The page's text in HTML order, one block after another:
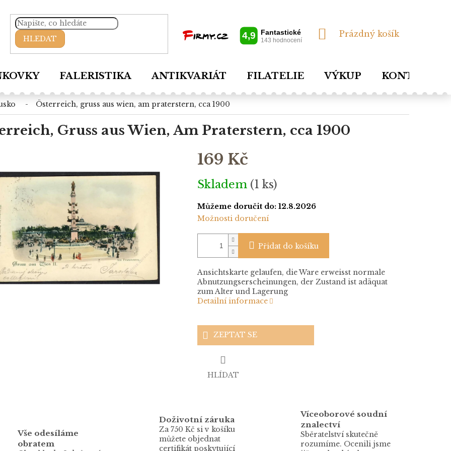
HLEDAT
NÁKUPNÍ
Prázdný košík
FALERISTIKA ANTIKVARIÁT FILATELIE VÝKUP KONTAKTY
österreich, gruss aus wien, am praterstern, cca 1900
Gruss aus Wien, Am Praterstern, cca 1900
169 Kč
Měrná
cena:
Skladem (1 ks)
Můžeme doručit do: 12.8.2026
Možnosti doručení
Přidat do košíku
Ansichtskarte gelaufen, die Ware erweisst normale
Abnutzungserscheinungen, der Zustand ist adäquat
zum Alter und Lagerung
Detailní informace
ZEPTAT SE
HLÍDAT
Vše odesíláme
obratem
Doživotní záruka
Za 750 Kč si v košíku
můžete objednat
certifikát poskytující
Víceoborové soudní
znalectví
Sběratelství skutečně
rozumíme. Ocenili jsme